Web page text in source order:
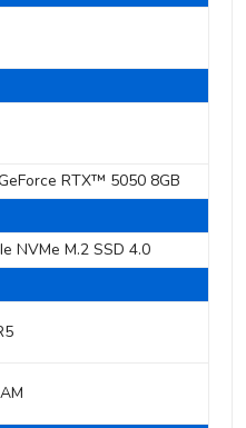
RTX™ 5050 8GB
NVMe M.2 SSD 4.0